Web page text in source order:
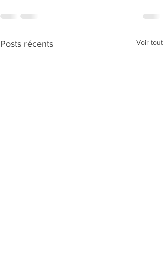
Posts récents Voir tout